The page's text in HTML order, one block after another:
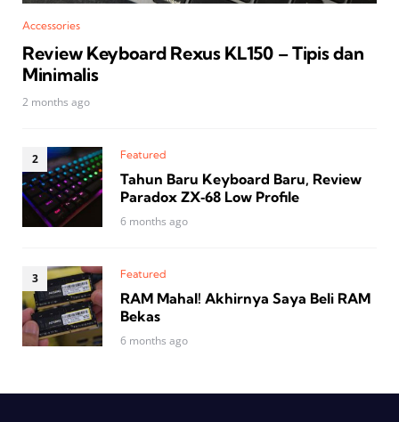
Accessories
Review Keyboard Rexus KL150 – Tipis dan
Minimalis
2 months ago
Featured
Tahun Baru Keyboard Baru, Review
Paradox ZX‑68 Low Profile
6 months ago
Featured
RAM Mahal! Akhirnya Saya Beli RAM
Bekas
6 months ago